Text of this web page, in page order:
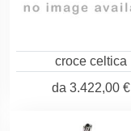
croce celtica
da 3.422,00 €